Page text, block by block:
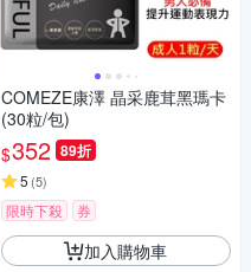
COMEZE康澤 晶采鹿茸黑瑪卡
(30粒/包)
$352 89折
5 (5)
限時下殺 券
加入購物車